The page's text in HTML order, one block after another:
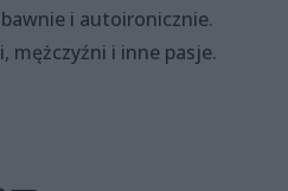
i autoironicznie.
mężczyźni i inne pasje.